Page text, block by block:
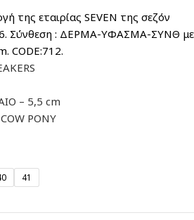
της εταιρίας SEVEN της σεζόν
Σύνθεση : ΔΕΡΜΑ-ΥΦΑΣΜΑ-ΣΥΝΘ με
CODE:712.
– 5,5 cm
PONY
41